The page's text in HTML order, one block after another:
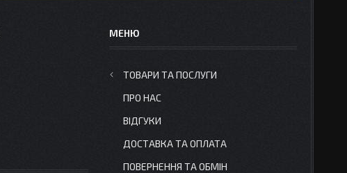
ТОВАРИ ТА ПОСЛУГИ
ПРО НАС
ВІДГУКИ
ДОСТАВКА ТА ОПЛАТА
ПОВЕРНЕННЯ ТА ОБМІН